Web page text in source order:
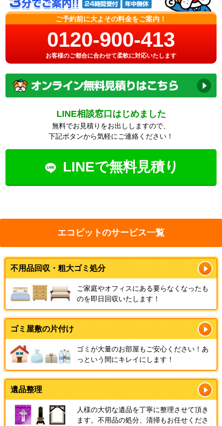
ご予約前に大よその料金をご案内！
0120-900-413
お客様のご都合に合わせて柔軟に対応いたします
LINE相談窓口はじめました
無料でお見積りをお出ししますので、
下記ボタンから気軽にご連絡ください！
LINEで無料見積り
エコピットのサービス一覧
不用品回収・粗大ゴミ処分
ご家庭やオフィスにある要らなくなったも
のを即日回収いたします！
ゴミ屋敷の片付け
ゴミが大量のお部屋もご安心ください！あ
っという間にキレイにします！
遺品整理
人様の大切な遺品を丁寧に整理させて頂き
ます。不用品の処分、清掃もお任せくださ